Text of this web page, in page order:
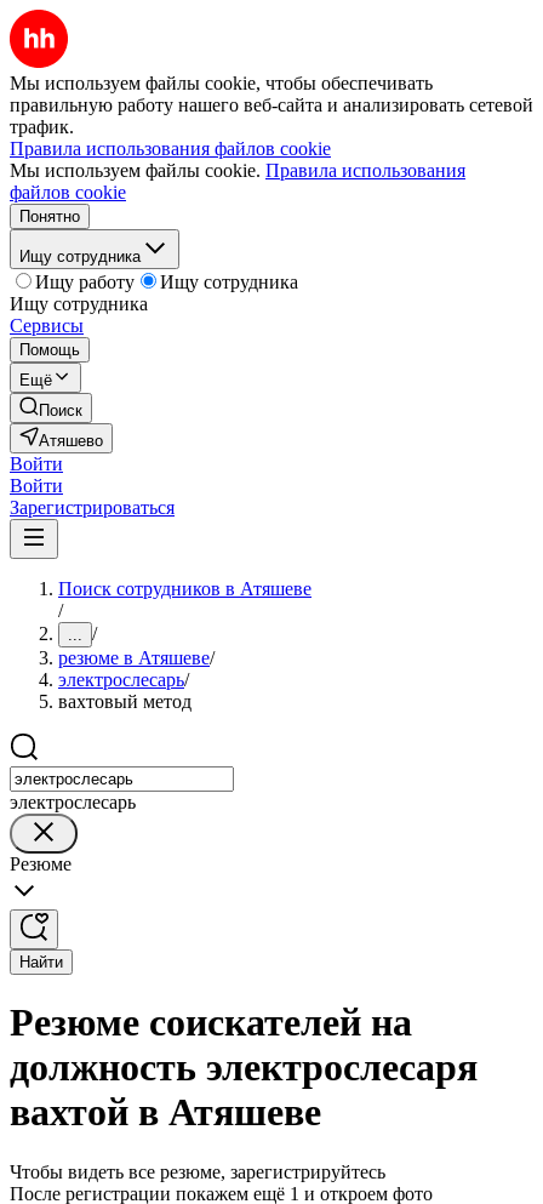
Мы используем файлы cookie, чтобы обеспечивать
правильную работу нашего веб-сайта и анализировать сетевой
трафик.
Правила использования файлов cookie
Мы используем файлы cookie. Правила использования
файлов cookie
Понятно
Ищу сотрудника
Ищу работу
Ищу сотрудника
Ищу сотрудника
Сервисы
Помощь
Ещё
Поиск
Атяшево
Войти
Войти
Зарегистрироваться
Поиск сотрудников в Атяшеве
/
... /
резюме в Атяшеве/
электрослесарь/
вахтовый метод
электрослесарь
Резюме
Найти
Резюме соискателей на
должность электрослесаря
вахтой в Атяшеве
Чтобы видеть все резюме, зарегистрируйтесь
После регистрации покажем ещё 1 и откроем фото